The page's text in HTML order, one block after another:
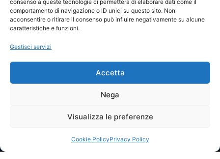
consenso a queste tecnologie ci permetterà di elaborare dati come il
comportamento di navigazione o ID unici su questo sito. Non
acconsentire o ritirare il consenso può influire negativamente su alcune
caratteristiche e funzioni.
Gestisci servizi
Accetta
Nega
Visualizza le preferenze
Cookie PolicyPrivacy Policy
© 2025 I.P.A. Italia E.T.S. n. 36463 – Via Niccolò Copernico nr.
ipaitalia@pec.ipa-italia.it –Powered by